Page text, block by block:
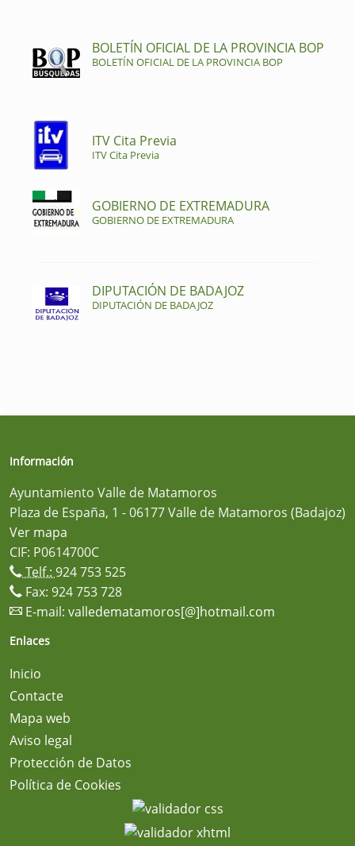
BOLETÍN OFICIAL DE LA PROVINCIA BOP
BOLETÍN OFICIAL DE LA PROVINCIA BOP
ITV Cita Previa
ITV Cita Previa
GOBIERNO DE EXTREMADURA
GOBIERNO DE EXTREMADURA
DIPUTACIÓN DE BADAJOZ
DIPUTACIÓN DE BADAJOZ
Información
Ayuntamiento Valle de Matamoros
Plaza de España, 1 - 06177 Valle de Matamoros (Badajoz)
Ver mapa
CIF: P0614700C
Telf.: 924 753 525
Fax: 924 753 728
E-mail: valledematamoros[@]hotmail.com
Enlaces
Inicio
Contacte
Mapa web
Aviso legal
Protección de Datos
Política de Cookies